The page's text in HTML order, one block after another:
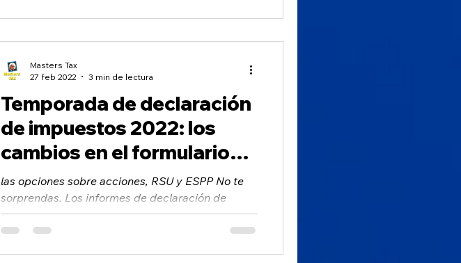
Temporada de declaración
de impuestos 2022: los
cambios en el formulario
1040 del IRS afectan
las opciones sobre acciones, RSU y ESPP No te
sorprendas. Los informes de declaración de
impuestos del IRS han cambiado una vez más
para...
Masters Tax
27 feb 2022
3 min de lectura